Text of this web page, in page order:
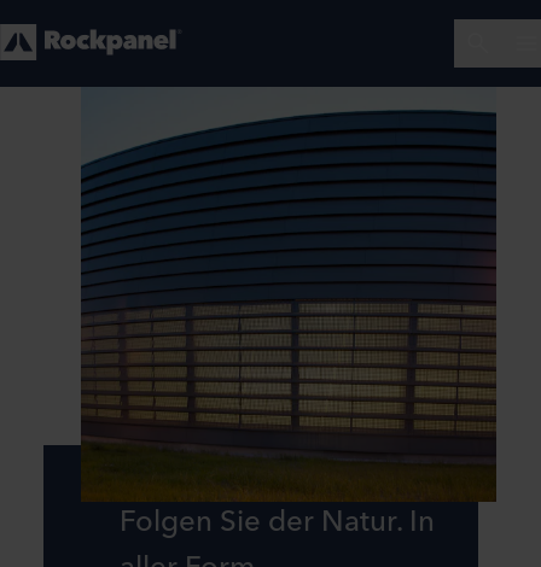
Folgen Sie der Natur. In